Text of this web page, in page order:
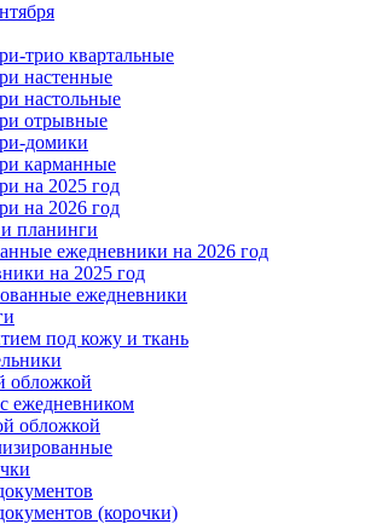
трио квартальные
настенные
настольные
отрывные
домики
карманные
на 2025 год
на 2026 год
планинги
ежедневники на 2026 год
на 2025 год
ежедневники
под кожу и ткань
обложкой
ежедневником
обложкой
(корочки)